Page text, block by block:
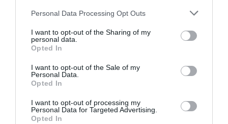
Personal Data Processing Opt Outs
I want to opt-out of the Sharing of my
personal data.
Opted In
I want to opt-out of the Sale of my
Personal Data.
Opted In
I want to opt-out of processing my
Personal Data for Targeted Advertising.
Opted In